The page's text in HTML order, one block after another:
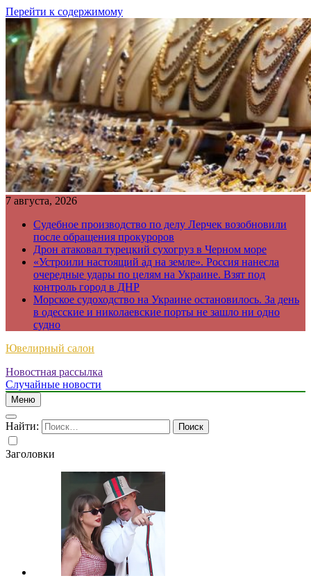
Перейти к содержимому
7 августа, 2026
Судебное производство по делу Лерчек возобновили
после обращения прокуроров
Дрон атаковал турецкий сухогруз в Черном море
«Устроили настоящий ад на земле». Россия нанесла
очередные удары по целям на Украине. Взят под
контроль город в ДНР
Морское судоходство на Украине остановилось. За день
в одесские и николаевские порты не зашло ни одно
судно
Ювелирный салон
Новостная рассылка
Случайные новости
Меню
Найти:
Заголовки